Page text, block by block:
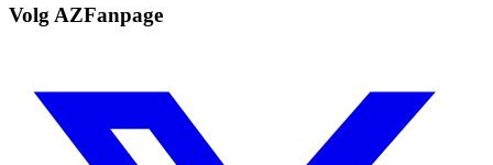
Volg AZFanpage